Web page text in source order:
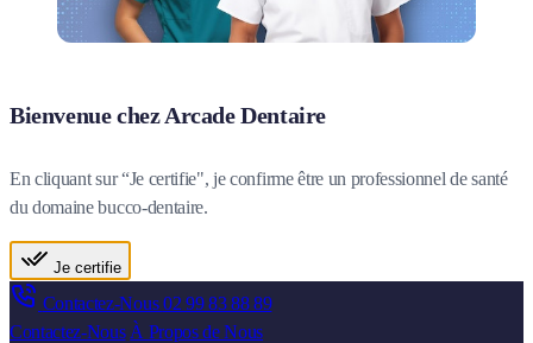
Bienvenue chez Arcade Dentaire
En cliquant sur “Je certifie", je confirme être un professionnel de santé
du domaine bucco-dentaire.
Je certifie
Contactez-Nous02 99 83 88 89
Contactez-Nous À Propos de Nous